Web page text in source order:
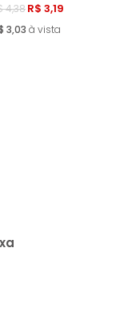
4,38R$ 3,19
3,03 à vista